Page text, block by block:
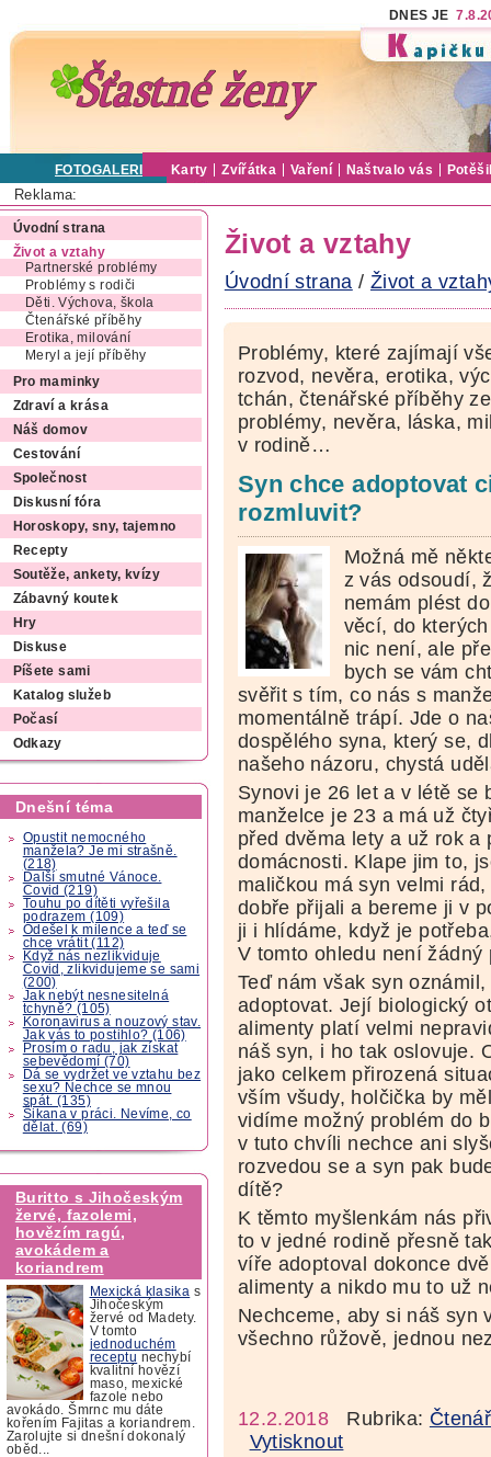
DNES JE
FOTOGALERIE Karty Zvířátka Vaření Naštvalo vás
Reklama:
Úvodní strana
Život a vztahy
Partnerské problémy
Problémy s rodiči
Děti. Výchova, škola
Čtenářské příběhy
Erotika, milování
Meryl a její příběhy
Pro maminky
Zdraví a krása
Náš domov
Cestování
Společnost
Diskusní fóra
Horoskopy, sny, tajemno
Recepty
Soutěže, ankety, kvízy
Zábavný koutek
Hry
Diskuse
Píšete sami
Katalog služeb
Počasí
Odkazy
Dnešní téma
Opustit nemocného
manžela? Je mi strašně.
(218)
Další smutné Vánoce.
Covid (219)
Touhu po dítěti vyřešila
podrazem (109)
Odešel k milence a teď se
chce vrátit (112)
Když nás nezlikviduje
Covid, zlikvidujeme se sami
(200)
Jak nebýt nesnesitelná
tchyně? (105)
Koronavirus a nouzový stav.
Jak vás to postihlo? (106)
Prosím o radu, jak získat
sebevědomí (70)
Dá se vydržet ve vztahu bez
sexu? Nechce se mnou
spát. (135)
Šikana v práci. Nevíme, co
dělat. (69)
Buritto s Jihočeským
žervé, fazolemi,
hovězím ragú,
avokádem a
koriandrem
Mexická klasika s
Jihočeským
žervé od Madety.
V tomto
jednoduchém
receptu nechybí
kvalitní hovězí
maso, mexické
fazole nebo
avokádo. Šmrnc mu dáte
kořením Fajitas a koriandrem.
Zarolujte si dnešní dokonalý
oběd...
Život a vztahy
Úvodní strana / Život a
Problémy, které zajímají
rozvod, nevěra, erotika,
tchán, čtenářské příběhy
problémy, nevěra, láska,
v rodině…
Syn chce adoptovat
rozmluvit?
Možná mě
z vás odsoudí,
nemám plést do
věcí, do
nic není, ale
bych se vám
svěřit s tím, co nás s
momentálně trápí. Jde o
dospělého syna, který se,
našeho názoru, chystá
Synovi je 26 let a v létě se
manželce je 23 a má už
před dvěma lety a už rok
domácnosti. Klape jim to,
maličkou má syn velmi
dobře přijali a bereme ji v
ji i hlídáme, když je
V tomto ohledu není žádný
Teď nám však syn
adoptovat. Její biologický
alimenty platí velmi
náš syn, i ho tak oslovuje.
jako celkem přirozená
vším všudy, holčička by
vidíme možný problém do
v tuto chvíli nechce ani
rozvedou se a syn pak
dítě?
K těmto myšlenkám nás
to v jedné rodině přesně
víře adoptoval dokonce
alimenty a nikdo mu to už
Nechceme, aby si náš syn
všechno růžově, jednou
12.2.2018 Rubrika:
Vytisknout